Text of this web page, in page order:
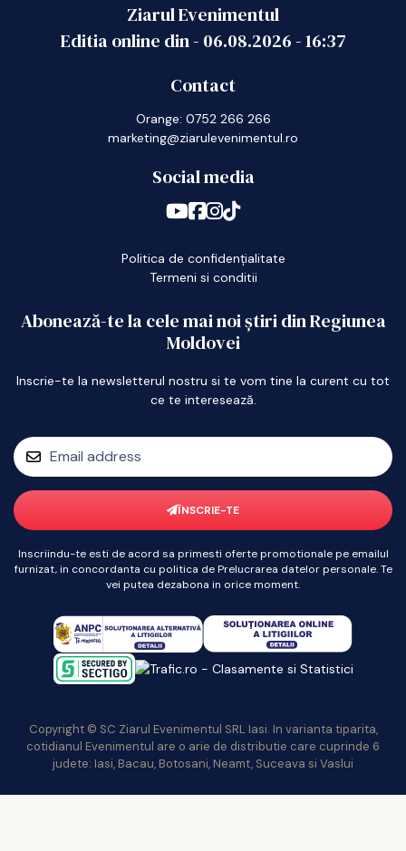
Ziarul Evenimentul
Editia online din - 06.08.2026-16:37
Contact
Orange: 0752 266 266
marketing@ziarulevenimentul.ro
Social media
Politica de confidențialitate
Termeni si conditii
Abonează-te la cele mai noi știri din Regiunea
Moldovei
Inscrie-te la newsletterul nostru si te vom tine la curent cu tot
ce te interesează.
ÎNSCRIE-TE
Inscriindu-te esti de acord sa primesti oferte promotionale pe emailul
furnizat, in concordanta cu politica de Prelucrarea datelor personale. Te
vei putea dezabona in orice moment.
Copyright © SC Ziarul Evenimentul SRL Iasi. In varianta tiparita,
cotidianul Evenimentul are o arie de distributie care cuprinde 6
judete: Iasi, Bacau, Botosani, Neamt, Suceava si Vaslui